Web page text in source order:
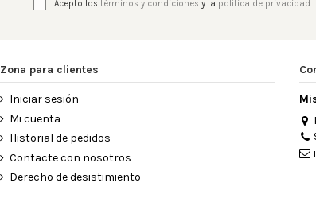
Acepto los términos y condiciones y la política de privacidad
Zona para clientes
Iniciar sesión
Mi cuenta
Historial de pedidos
Contacte con nosotros
Derecho de desistimiento